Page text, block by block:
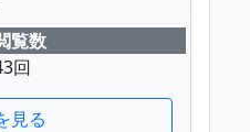
覧数
回
見る